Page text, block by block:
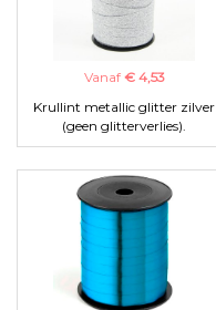
Vanaf € 4,53
Krullint metallic glitter zilver
(geen glitterverlies).